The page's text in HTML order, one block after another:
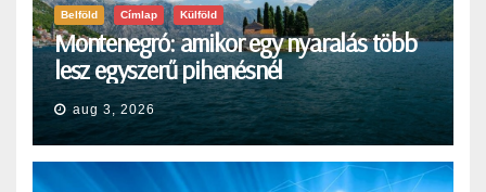
Belföld Címlap Külföld
Montenegró: amikor egy nyaralás több
lesz egyszerű pihenésnél
aug 3, 2026